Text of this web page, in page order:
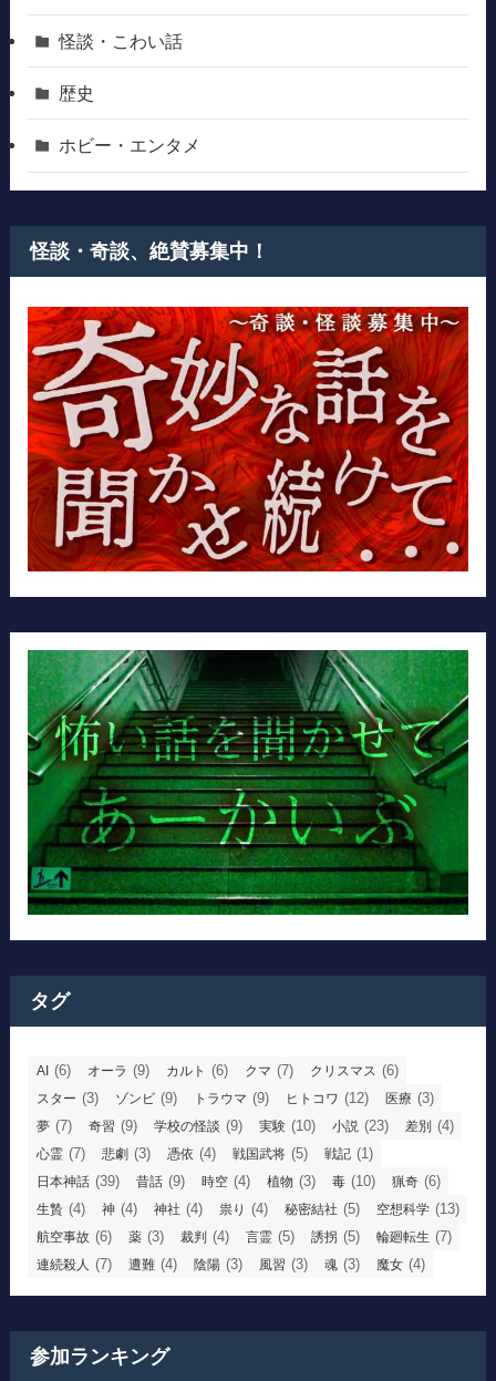
怪談・こわい話
歴史
ホビー・エンタメ
怪談・奇談、絶賛募集中！
タグ
AI (6) オーラ (9) カルト (6) クマ (7) クリスマス (6)
スター (3) ゾンビ (9) トラウマ (9) ヒトコワ (12) 医療 (3)
夢 (7) 奇習 (9) 学校の怪談 (9) 実験 (10) 小説 (23) 差別 (4)
心霊 (7) 悲劇 (3) 憑依 (4) 戦国武将 (5) 戦記 (1)
日本神話 (39) 昔話 (9) 時空 (4) 植物 (3) 毒 (10) 猟奇 (6)
生贄 (4) 神 (4) 神社 (4) 祟り (4) 秘密結社 (5) 空想科学 (13)
航空事故 (6) 薬 (3) 裁判 (4) 言霊 (5) 誘拐 (5) 輪廻転生 (7)
連続殺人 (7) 遭難 (4) 陰陽 (3) 風習 (3) 魂 (3) 魔女 (4)
参加ランキング